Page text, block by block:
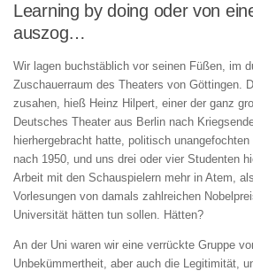
Learning by doing oder von
auszog…
Wir lagen buchstäblich vor seinen Füßen, im
Zuschauerraum des Theaters von Göttingen.
zusahen, hieß Heinz Hilpert, einer der ganz
Deutsches Theater aus Berlin nach
hierhergebracht hatte, politisch
nach 1950, und uns drei oder vier Studenten
Arbeit mit den Schauspielern mehr in Atem,
Vorlesungen von damals zahlreichen
Universität hätten tun sollen. Hätten?
An der Uni waren wir eine verrückte Gruppe
Unbekümmertheit, aber auch die Legitimität,